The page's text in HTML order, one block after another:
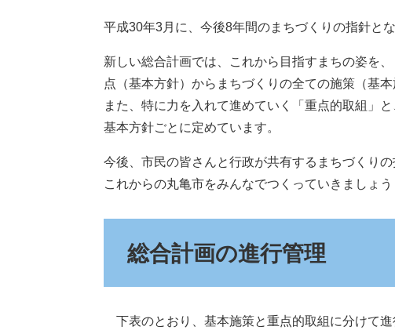
平成30年3月に、今後8年間のまちづくりの指針と
新しい総合計画では、これから目指すまちの姿を、
点（基本方針）からまちづくりの全ての施策（基本
また、特に力を入れて進めていく「重点的取組」
基本方針ごとに定めています。
今後、市民の皆さんと行政が共有するまちづくりの
これからの丸亀市をみんなでつくっていきましょう
総合計画の進行管理
下表のとおり、基本施策と重点的取組に分けて進